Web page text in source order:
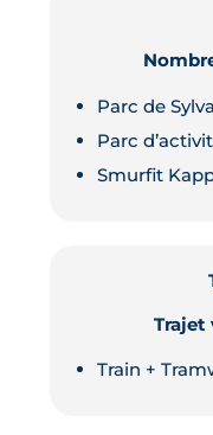
Parc de
Parc
Smurfit
Trajet
Train +